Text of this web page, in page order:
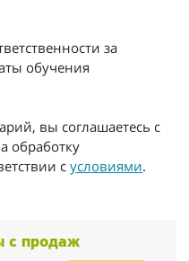
за
обучения
вы соглашаетесь с
обработку
с условиями.
с продаж